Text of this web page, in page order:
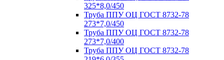
325*8,0/450
Труба ППУ ОЦ ГОСТ 8732-78
273*7,0/450
Труба ППУ ОЦ ГОСТ 8732-78
273*7,0/400
Труба ППУ ОЦ ГОСТ 8732-78